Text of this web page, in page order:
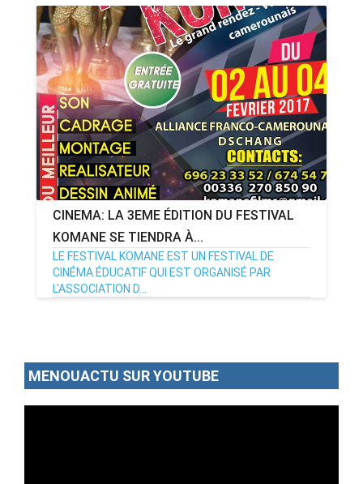
CINEMA: LA 3EME ÉDITION DU FESTIVAL
KOMANE SE TIENDRA À...
LE FESTIVAL KOMANE EST UN FESTIVAL DE
CINÉMA ÉDUCATIF QUI EST ORGANISÉ PAR
L'ASSOCIATION D...
MENOUACTU SUR YOUTUBE